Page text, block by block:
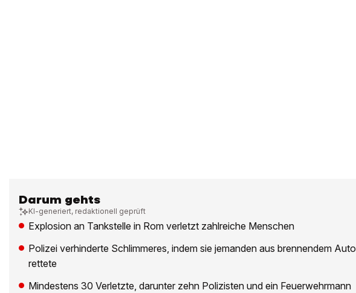
Darum gehts
KI-generiert, redaktionell geprüft
Explosion an Tankstelle in Rom verletzt zahlreiche Menschen
Polizei verhinderte Schlimmeres, indem sie jemanden aus brennendem Auto
rettete
Mindestens 30 Verletzte, darunter zehn Polizisten und ein Feuerwehrmann